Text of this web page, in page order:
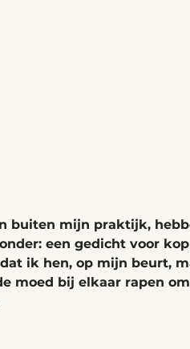
buiten mijn praktijk,
een gedicht voor
ik hen, op mijn beurt,
moed bij elkaar rapen